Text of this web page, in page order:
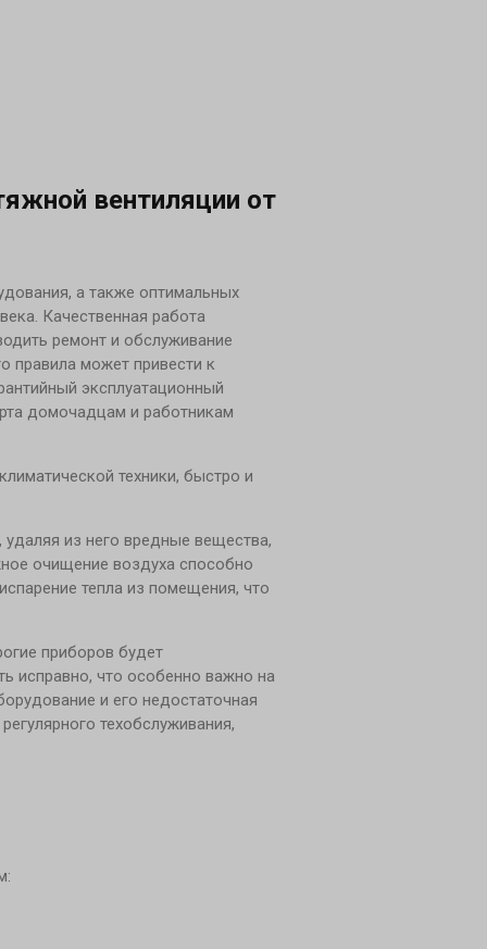
вентиляции от
а также оптимальных
Качественная работа
ремонт и обслуживание
правила может привести к
эксплуатационный
домочадцам и работникам
техники, быстро и
из него вредные вещества,
очищение воздуха способно
тепла из помещения, что
приборов будет
исправно, что особенно важно на
и его недостаточная
техобслуживания,